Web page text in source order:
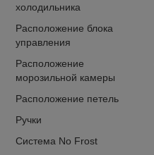
холодильника
Расположение блока
управления
Расположение
морозильной камеры
Расположение петель
Ручки
Система No Frost